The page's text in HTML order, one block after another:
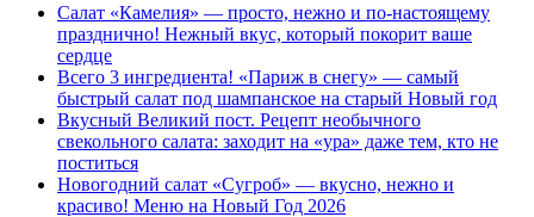
Салат «Камелия» — просто, нежно и по-настоящему
празднично! Нежный вкус, который покорит ваше
сердце
Всего 3 ингредиента! «Париж в снегу» — самый
быстрый салат под шампанское на старый Новый год
Вкусный Великий пост. Рецепт необычного
свекольного салата: заходит на «ура» даже тем, кто не
поститься
Новогодний салат «Сугроб» — вкусно, нежно и
красиво! Меню на Новый Год 2026